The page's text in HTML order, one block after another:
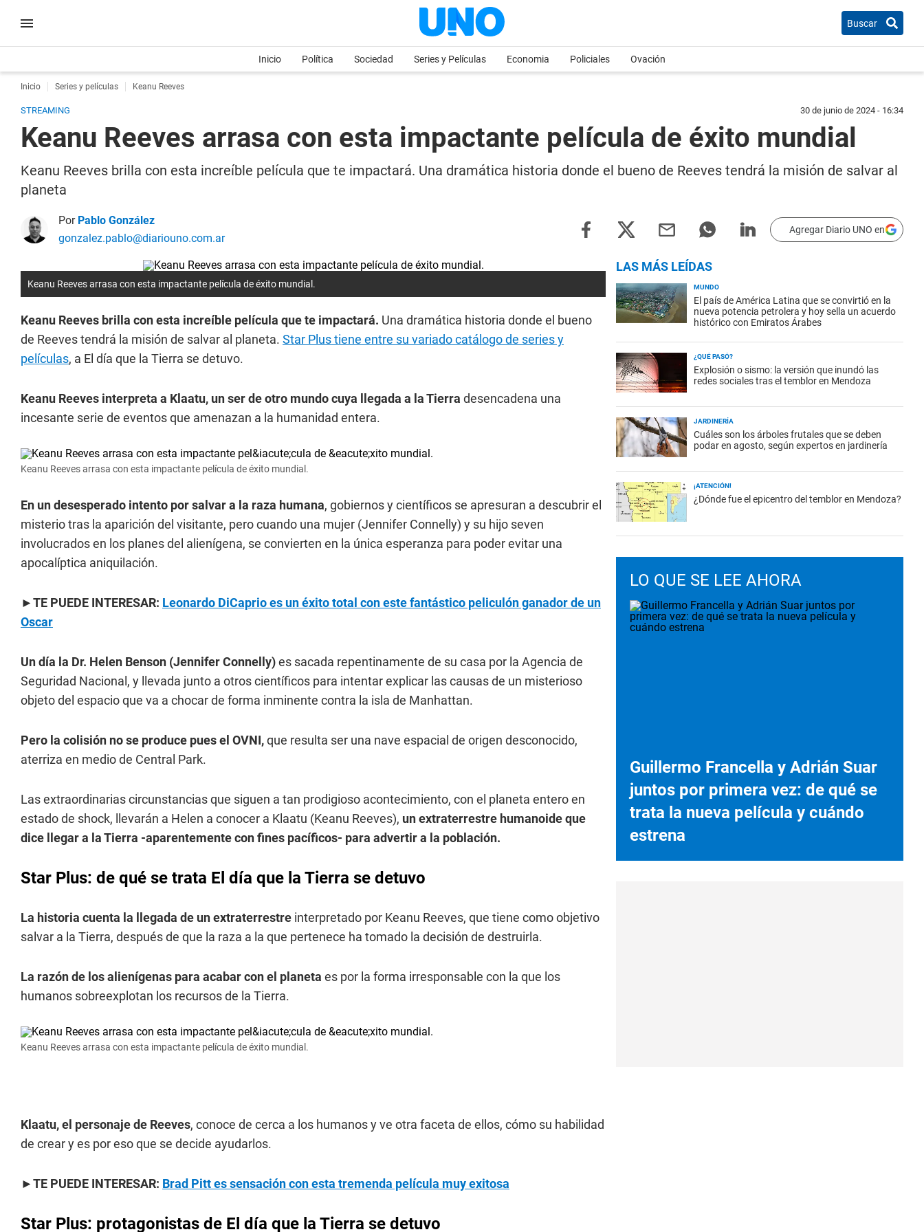
Buscar
Inicio Política Sociedad Series y Películas Economia Policiales Ovación
Inicio Series y películas Keanu Reeves
STREAMING 30 de junio de 2024 - 16:34
Keanu Reeves arrasa con esta impactante película de éxito mundial
Keanu Reeves brilla con esta increíble película que te impactará. Una dramática historia donde el bueno de Reeves tendrá la misión de salvar al
planeta
Por Pablo González
gonzalez.pablo@diariouno.com.ar
Agregar Diario UNO en
Keanu Reeves arrasa con esta impactante película de éxito mundial.
Keanu Reeves brilla con esta increíble película que te impactará. Una dramática historia donde el bueno
de Reeves tendrá la misión de salvar al planeta. Star Plus tiene entre su variado catálogo de series y
películas, a El día que la Tierra se detuvo.
Keanu Reeves interpreta a Klaatu, un ser de otro mundo cuya llegada a la Tierra desencadena una
incesante serie de eventos que amenazan a la humanidad entera.
Keanu Reeves arrasa con esta impactante película de éxito mundial.
En un desesperado intento por salvar a la raza humana, gobiernos y científicos se apresuran a descubrir el
misterio tras la aparición del visitante, pero cuando una mujer (Jennifer Connelly) y su hijo seven
involucrados en los planes del alienígena, se convierten en la única esperanza para poder evitar una
apocalíptica aniquilación.
►TE PUEDE INTERESAR: Leonardo DiCaprio es un éxito total con este fantástico peliculón ganador de un
Oscar
Un día la Dr. Helen Benson (Jennifer Connelly)es sacada repentinamente de su casa por la Agencia de
Seguridad Nacional, y llevada junto a otros científicos para intentar explicar las causas de un misterioso
objeto del espacio que va a chocar de forma inminente contra la isla de Manhattan.
Pero la colisión no se produce pues el OVNI,que resulta ser una nave espacial de origen desconocido,
aterriza en medio de Central Park.
Las extraordinarias circunstancias que siguen a tan prodigioso acontecimiento, con el planeta entero en
estado de shock, llevarán a Helen a conocer a Klaatu (Keanu Reeves), un extraterrestre humanoide que
dice llegar a la Tierra -aparentemente con fines pacíficos- para advertir a la población.
Star Plus: de qué se trata El día que la Tierra se detuvo
La historia cuenta la llegada de un extraterrestre interpretado por Keanu Reeves, que tiene como objetivo
salvar a la Tierra, después de que la raza a la que pertenece ha tomado la decisión de destruirla.
La razón de los alienígenas para acabar con el planeta es por la forma irresponsable con la que los
humanos sobreexplotan los recursos de la Tierra.
Keanu Reeves arrasa con esta impactante película de éxito mundial.
Klaatu, el personaje de Reeves, conoce de cerca a los humanos y ve otra faceta de ellos, cómo su habilidad
de crear y es por eso que se decide ayudarlos.
►TE PUEDE INTERESAR: Brad Pitt es sensación con esta tremenda película muy exitosa
Star Plus: protagonistas de El día que la Tierra se detuvo
LAS MÁS LEÍDAS
MUNDO
El país de América Latina que se convirtió en la
nueva potencia petrolera y hoy sella un acuerdo
histórico con Emiratos Árabes
¿QUÉ PASÓ?
Explosión o sismo: la versión que inundó las
redes sociales tras el temblor en Mendoza
JARDINERÍA
Cuáles son los árboles frutales que se deben
podar en agosto, según expertos en jardinería
¡ATENCIÓN!
¿Dónde fue el epicentro del temblor en Mendoza?
LO QUE SE LEE AHORA
Guillermo Francella y Adrián Suar
juntos por primera vez: de qué se
trata la nueva película y cuándo
estrena